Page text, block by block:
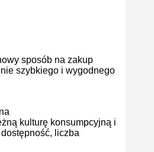
sposób na zakup
szybkiego i wygodnego
kulturę konsumpcyjną i
liczba